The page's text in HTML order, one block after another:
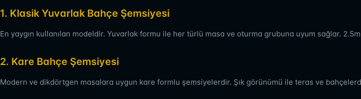
1. Klasik Yuvarlak Bahçe Şemsiyesi
En yaygın kullanılan modeldir. Yuvarlak formu ile her türlü masa ve oturma grubuna uyum sağlar.
2. Kare Bahçe Şemsiyesi
Modern ve dikdörtgen masalara uygun kare formlu şemsiyelerdir. Şık görünümü ile teras ve